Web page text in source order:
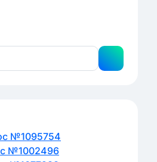
№1095754
№1002496